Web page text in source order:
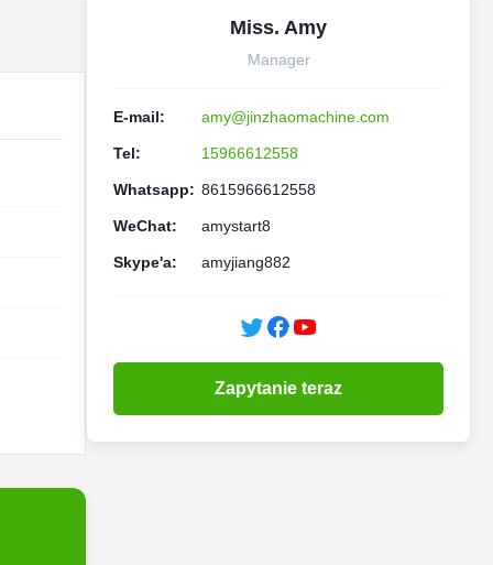
Miss. Amy
Manager
E-mail: amy@jinzhaomachine.com
Tel: 15966612558
Whatsapp: 8615966612558
WeChat: amystart8
Skype'a: amyjiang882
Zapytanie teraz